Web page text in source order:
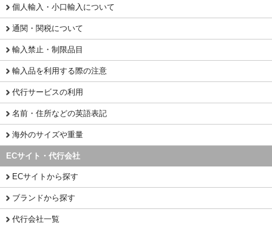
個人輸入・小口輸入について
通関・関税について
輸入禁止・制限品目
輸入品を利用する際の注意
代行サービスの利用
名前・住所などの英語表記
海外のサイズや重量
ECサイト・代行会社
ECサイトから探す
ブランドから探す
代行会社一覧